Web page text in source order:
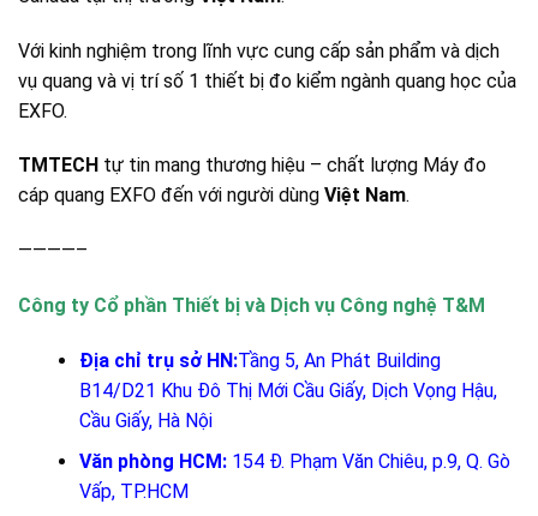
Với kinh nghiệm trong lĩnh vực cung cấp sản phẩm và dịch
vụ quang và vị trí số 1 thiết bị đo kiểm ngành quang học của
EXFO.
TMTECH tự tin mang thương hiệu – chất lượng Máy đo
cáp quang EXFO đến với người dùng Việt Nam.
————–
Công ty Cổ phần Thiết bị và Dịch vụ Công nghệ T&M
Địa chỉ trụ sở HN:Tầng 5, An Phát Building
B14/D21 Khu Đô Thị Mới Cầu Giấy, Dịch Vọng Hậu,
Cầu Giấy, Hà Nội
Văn phòng HCM:154 Đ. Phạm Văn Chiêu, p.9, Q. Gò
Vấp, TP.HCM